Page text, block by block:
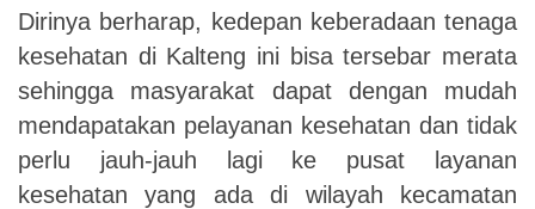
Dirinya berharap, kedepan keberadaan tenaga
kesehatan di Kalteng ini bisa tersebar merata
sehingga masyarakat dapat dengan mudah
mendapatakan pelayanan kesehatan dan tidak
perlu jauh-jauh lagi ke pusat layanan
kesehatan yang ada di wilayah kecamatan